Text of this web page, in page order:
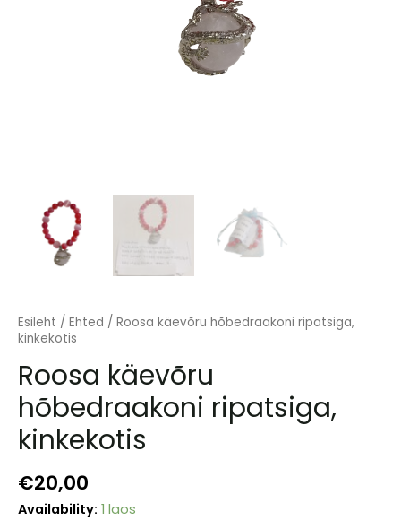
Esileht / Ehted / Roosa käevõru hõbedraakoni ripatsiga,
kinkekotis
Roosa käevõru
hõbedraakoni ripatsiga,
kinkekotis
€20,00
Availability: 1 laos